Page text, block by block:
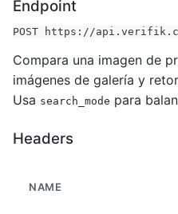
Endpoint
POST https://
Compara una imagen de
imágenes de galería y
Usa search_mode para
Headers
NAME